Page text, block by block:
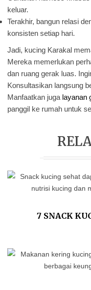
keluar.
Terakhir, bangun relasi
konsisten setiap hari.
Jadi, kucing Karakal
Mereka memerlukan
dan ruang gerak luas.
Konsultasikan langsung
Manfaatkan juga layanan
panggil ke rumah untuk
7 SNACK